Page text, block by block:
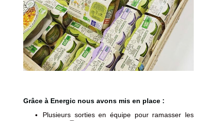
Grâce à Energic nous avons mis en place :
Plusieurs sorties en équipe pour ramasser les